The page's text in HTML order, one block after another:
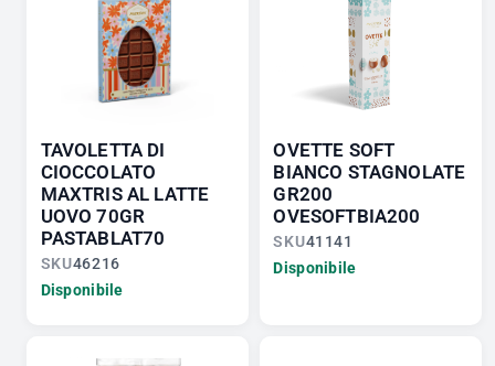
TAVOLETTA DI
CIOCCOLATO
MAXTRIS AL LATTE
UOVO 70GR
PASTABLAT70
SKU46216
Disponibile
OVETTE SOFT
BIANCO STAGNOLATE
GR200
OVESOFTBIA200
SKU41141
Disponibile